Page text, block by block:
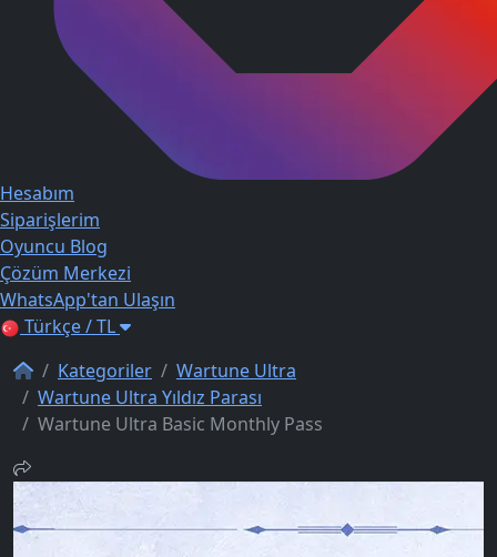
Hesabım
Siparişlerim
Oyuncu Blog
Çözüm Merkezi
WhatsApp'tan Ulaşın
Türkçe / TL
Kategoriler
Wartune Ultra
Wartune Ultra Yıldız Parası
Wartune Ultra Basic Monthly Pass